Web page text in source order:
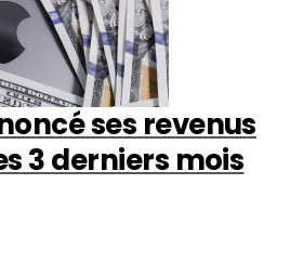
ses revenus
3 derniers mois